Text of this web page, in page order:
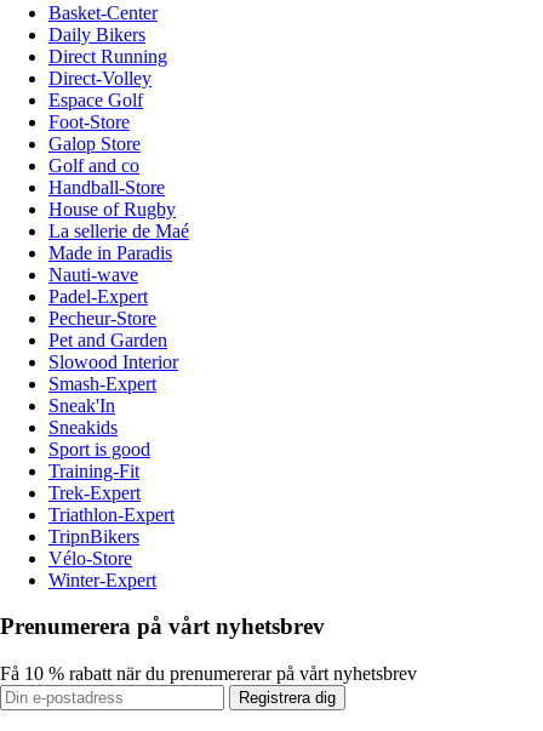
Basket-Center
Daily Bikers
Direct Running
Direct-Volley
Espace Golf
Foot-Store
Galop Store
Golf and co
Handball-Store
House of Rugby
La sellerie de Maé
Made in Paradis
Nauti-wave
Padel-Expert
Pecheur-Store
Pet and Garden
Slowood Interior
Smash-Expert
Sneak'In
Sneakids
Sport is good
Training-Fit
Trek-Expert
Triathlon-Expert
TripnBikers
Vélo-Store
Winter-Expert
Prenumerera på vårt nyhetsbrev
Få 10 % rabatt när du prenumererar på vårt nyhetsbrev
Registrera dig